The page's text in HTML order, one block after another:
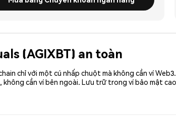
(AGIXBT) an toàn
chỉ với một cú nhấp chuột mà không cần ví
cần ví bên ngoài. Lưu trữ trong ví bảo mật